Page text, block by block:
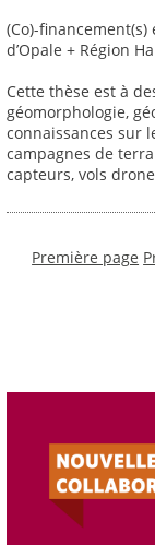
(Co)-
d’Opale + Région
Cette thèse est à
géomorphologie,
connaissances sur
campagnes de
capteurs, vols
Première page